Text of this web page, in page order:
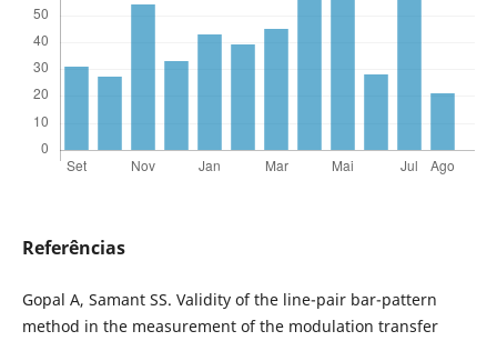
Referências
Gopal A, Samant SS. Validity of the line-pair bar-pattern
method in the measurement of the modulation transfer